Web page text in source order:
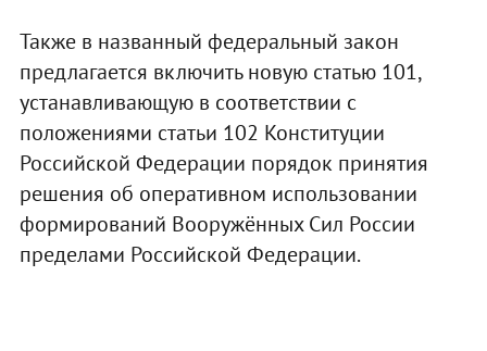
Также в названный федеральный закон
предлагается включить новую статью 101,
устанавливающую в соответствии с
положениями статьи 102 Конституции
Российской Федерации порядок принятия
решения об оперативном использовании
формирований Вооружённых Сил России
пределами Российской Федерации.